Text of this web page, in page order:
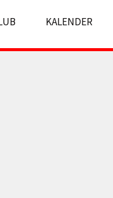
KALENDER